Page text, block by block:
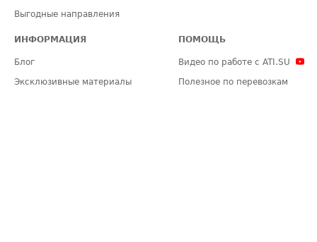
Выгодные направления
ИНФОРМАЦИЯ
Блог
Эксклюзивные материалы
ПОМОЩЬ
Видео по работе с ATI.SU
Полезное по перевозкам